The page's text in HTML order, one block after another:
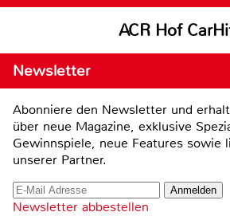
ACR Hof
Newsletter
Abonniere den Newsletter und
über neue Magazine, exklusive
Gewinnspiele, neue Features sowie
unserer Partner.
Newsletter abbestellen